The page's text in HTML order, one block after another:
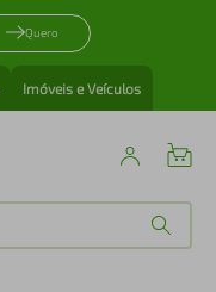
Quero
Imóveis e Veículos